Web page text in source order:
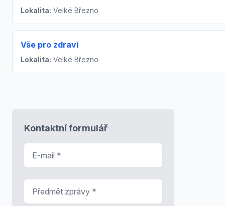
Lokalita: Velké Březno
Vše pro zdraví
Lokalita: Velké Březno
Kontaktní formulář